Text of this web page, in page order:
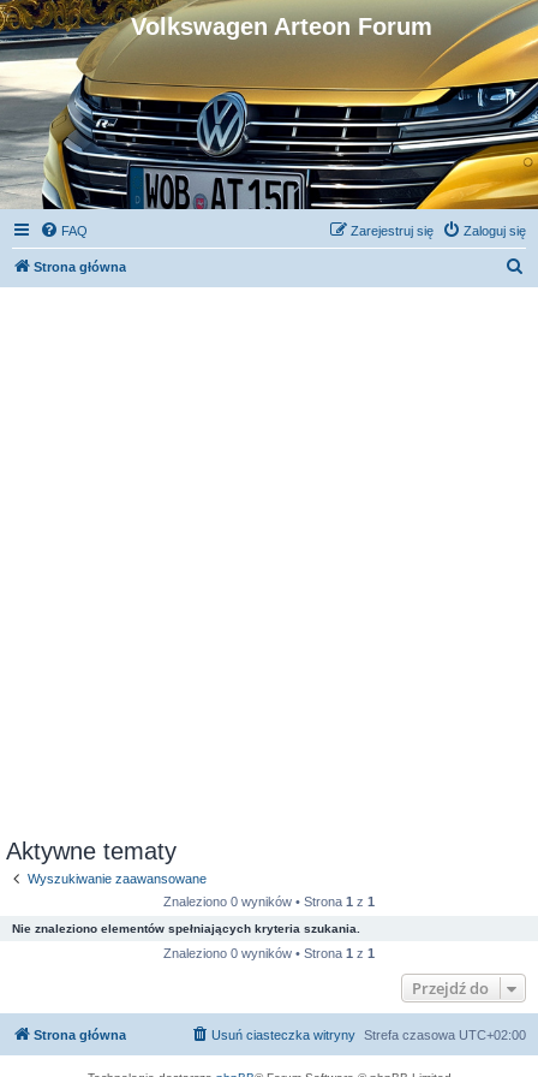
Volkswagen Arteon Forum
FAQ Zaloguj się
Zarejestruj się
Strona główna
Aktywne tematy
Wyszukiwanie zaawansowane
Znaleziono 0 wyników • Strona 1 z 1
Nie znaleziono elementów spełniających kryteria szukania.
Znaleziono 0 wyników • Strona 1 z 1
Przejdź do
Strona główna Strefa czasowa UTC+02:00
Usuń ciasteczka witryny